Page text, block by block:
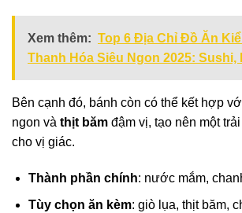
Xem thêm: Top 6 Địa Chỉ Đồ Ăn
Thanh Hóa Siêu Ngon 2025:
Bên cạnh đó, bánh còn có thể kết hợp
ngon và thịt băm đậm vị, tạo nên một
cho vị giác.
Thành phần chính: nước mắm,
Tùy chọn ăn kèm: giò lụa, thịt băm,